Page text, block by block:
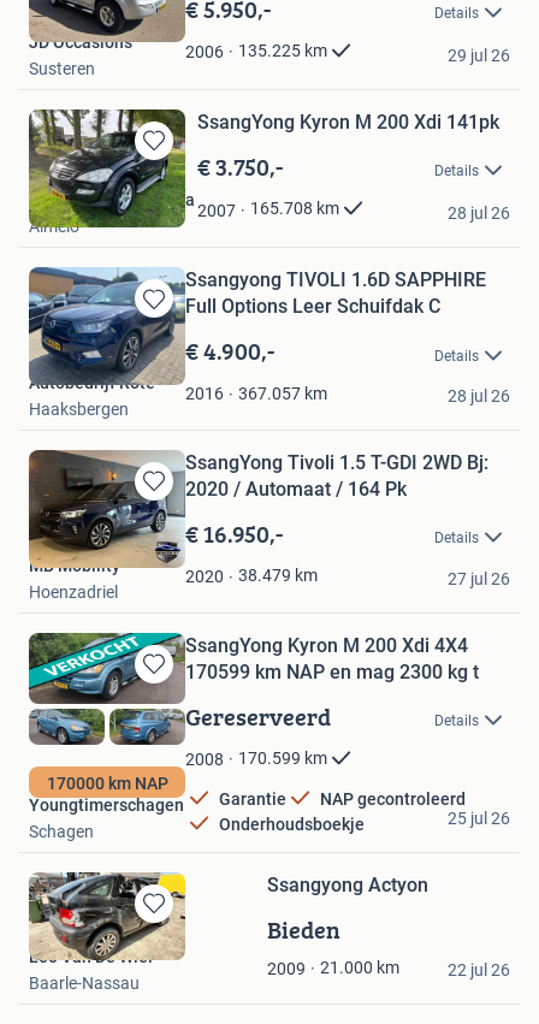
Mijn
Favorieten
€ 5.950,- Details
2006 135.225 km
JD Occasions
Susteren
29 jul 26
Bewaren
in
Mijn
Favorieten
SsangYong Kyron M 200 Xdi 141pk
€ 3.750,- Details
2007 165.708 km
Autohandel Woudstra
Almelo
28 jul 26
Bewaren
in
Mijn
Favorieten
Ssangyong TIVOLI 1.6D SAPPHIRE
Full Options Leer Schuifdak C
€ 4.900,- Details
2016 367.057 km
Autobedrijf Rote
Haaksbergen
28 jul 26
Bewaren
in
Mijn
Favorieten
SsangYong Tivoli 1.5 T-GDI 2WD Bj:
2020 / Automaat / 164 Pk
€ 16.950,- Details
2020 38.479 km
MB Mobility
Hoenzadriel
27 jul 26
Bewaren
in
Mijn
Favorieten
170000 km NAP
SsangYong Kyron M 200 Xdi 4X4
170599 km NAP en mag 2300 kg t
Gereserveerd Details
2008 170.599 km
Garantie
NAP gecontroleerd
Onderhoudsboekje
Youngtimerschagen
Schagen
25 jul 26
Bewaren
in
Favorieten
Ssangyong Actyon
Bieden
2009 21.000 km
Leo Van De Wiel
Baarle-Nassau
22 jul 26